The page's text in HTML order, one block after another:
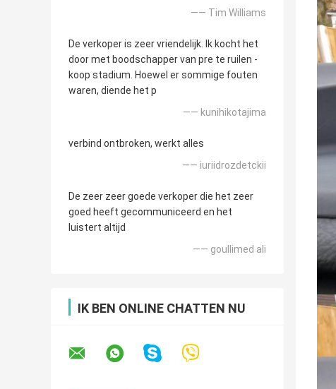
—— Tim Williams
De verkoper is zeer vriendelijk. Ik kocht het
door met boodschapper van pre te ruilen -
koop stadium. Hoewel er sommige fouten
waren, diende het p
—— kunihikotajima
verbind ontbroken, werkt alles
—— iuriidrozdetckii
De zeer zeer goede verkoper die het zeer
goed heeft gecommuniceerd en het
luistert altijd
—— goullimed ali
IK BEN ONLINE CHATTEN NU